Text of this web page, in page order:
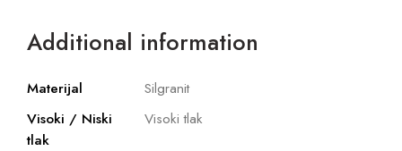
Additional information
Materijal
Silgranit
Visoki / Niski
tlak
Visoki tlak